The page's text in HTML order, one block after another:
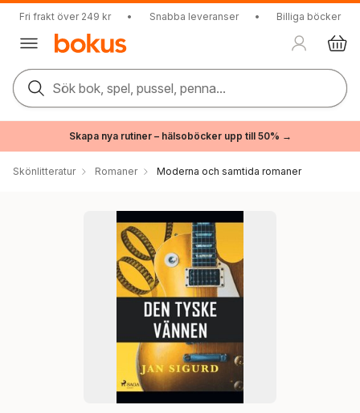
Fri frakt över 249 kr • Snabba leveranser • Billiga böcker
Sök bok, spel, pussel, penna...
Skapa nya rutiner – hälsoböcker upp till 50% →
Skönlitteratur Romaner Moderna och samtida romaner